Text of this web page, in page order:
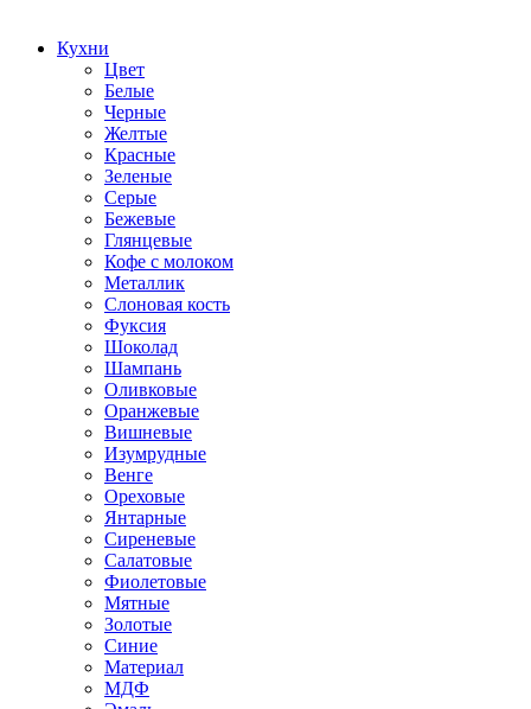
Кухни
Цвет
Белые
Черные
Желтые
Красные
Зеленые
Серые
Бежевые
Глянцевые
Кофе с молоком
Металлик
Слоновая кость
Фуксия
Шоколад
Шампань
Оливковые
Оранжевые
Вишневые
Изумрудные
Венге
Ореховые
Янтарные
Сиреневые
Салатовые
Фиолетовые
Мятные
Золотые
Синие
Материал
МДФ